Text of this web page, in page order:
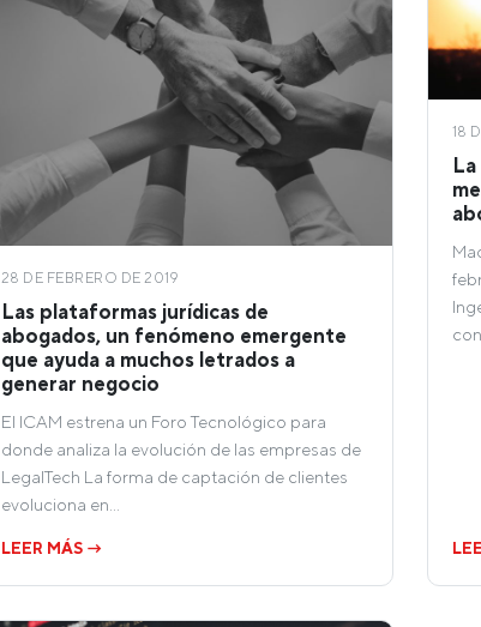
28 DE FEBRERO DE 2019
Las plataformas jurídicas de
abogados, un fenómeno emergente
que ayuda a muchos letrados a
generar negocio
El ICAM estrena un Foro Tecnológico para
donde analiza la evolución de las empresas de
LegalTech La forma de captación de clientes
evoluciona en…
LEER MÁS →
18